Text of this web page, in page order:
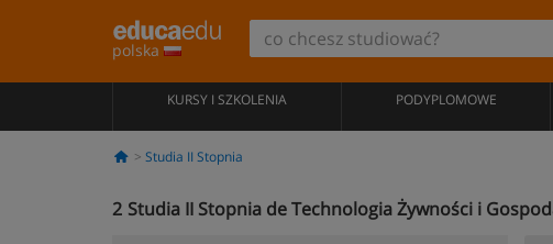
polska
KURSY I SZKOLENIA PODYPLOMOWE
Studia II Stopnia
2 Studia II Stopnia de Technologia Żywności i